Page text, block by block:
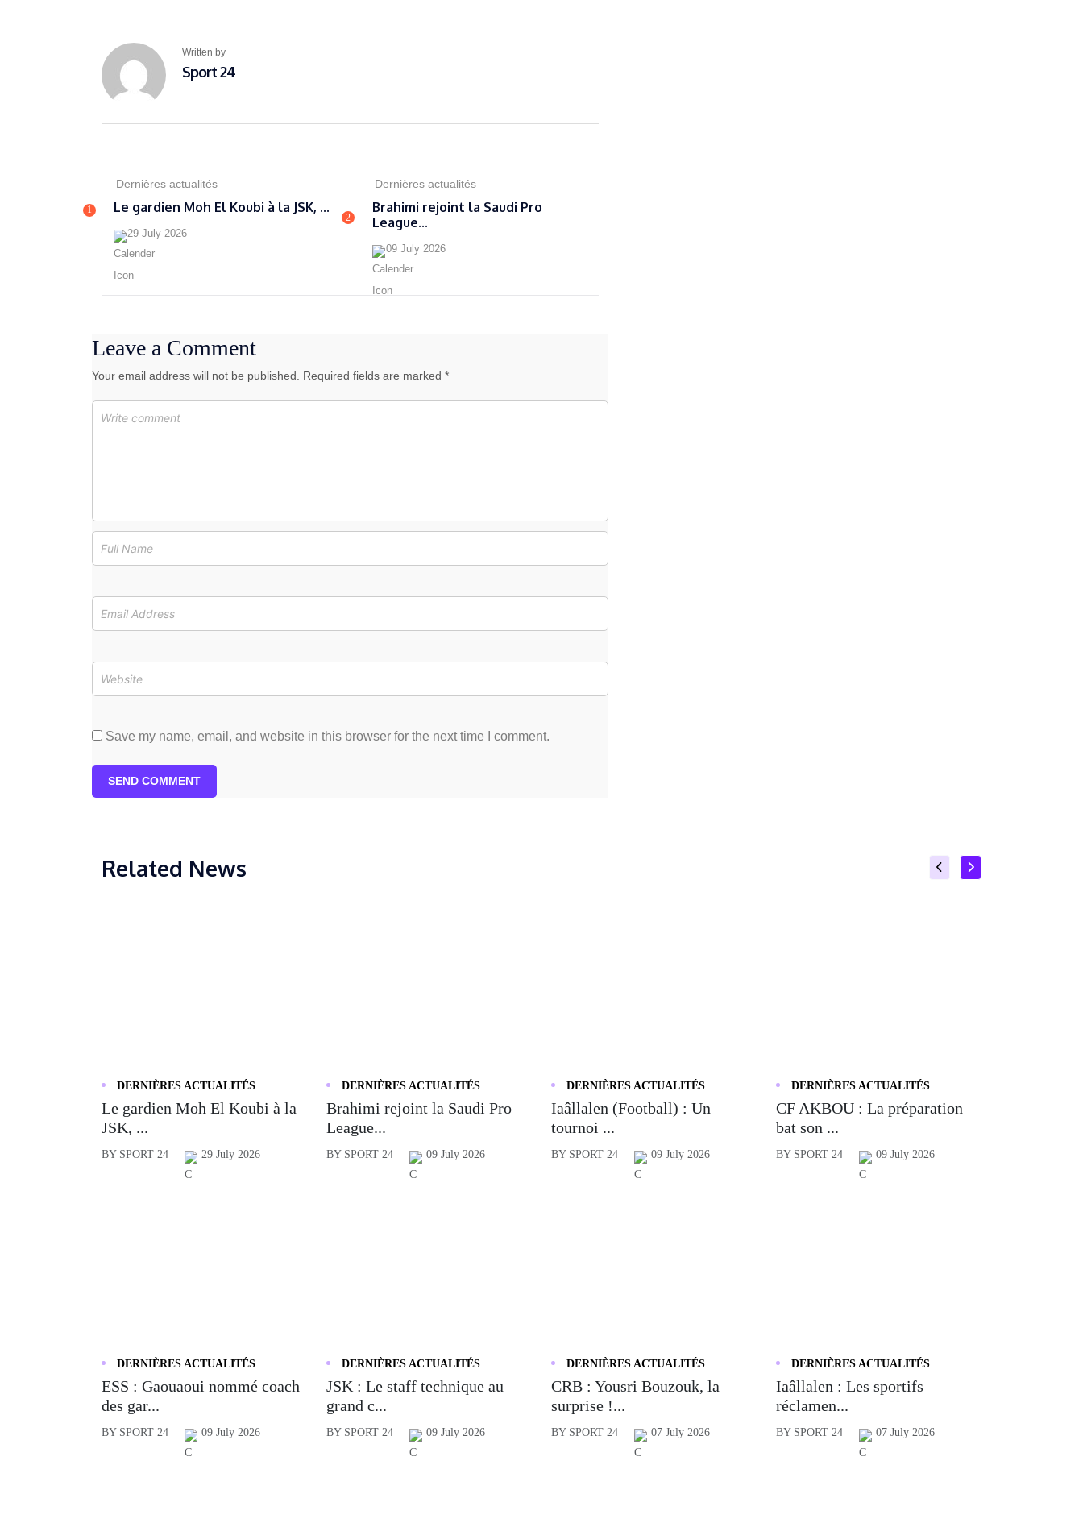
Written by
Sport 24
1
Dernières actualités
Le gardien Moh El Koubi à la JSK, ...
29 July 2026
2
Dernières actualités
Brahimi rejoint la Saudi Pro
League...
09 July 2026
Leave a Comment
Your email address will not be published. Required fields are marked *
Save my name, email, and website in this browser for the next time I comment.
SEND COMMENT
Related News
DERNIÈRES ACTUALITÉS
Le gardien Moh El Koubi à la
JSK, ...
BY SPORT 24 29 July 2026
DERNIÈRES ACTUALITÉS
Brahimi rejoint la Saudi Pro
League...
BY SPORT 24 09 July 2026
DERNIÈRES ACTUALITÉS
Iaâllalen (Football) : Un
tournoi ...
BY SPORT 24 09 July 2026
DERNIÈRES ACTUALITÉS
CF AKBOU : La préparation
bat son ...
BY SPORT 24 09 July 2026
DERNIÈRES ACTUALITÉS
ESS : Gaouaoui nommé coach
des gar...
BY SPORT 24 09 July 2026
DERNIÈRES ACTUALITÉS
JSK : Le staff technique au
grand c...
BY SPORT 24 09 July 2026
DERNIÈRES ACTUALITÉS
CRB : Yousri Bouzouk, la
surprise !...
BY SPORT 24 07 July 2026
DERNIÈRES ACTUALITÉS
Iaâllalen : Les sportifs
réclamen...
BY SPORT 24 07 July 2026